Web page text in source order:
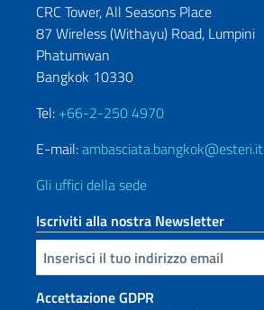
CRC Tower, All Seasons Place
87 Wireless (Withayu) Road, Lumpini
Phatumwan
Bangkok 10330
Tel: +66-2-250 4970
E-mail:ambasciata.bangkok@esteri.it
Gli uffici della sede
Iscriviti alla nostra Newsletter
Inserisci la tua email
Accettazione GDPR